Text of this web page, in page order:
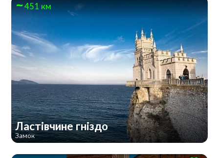
451 км
Ластівчине гніздо
Замок